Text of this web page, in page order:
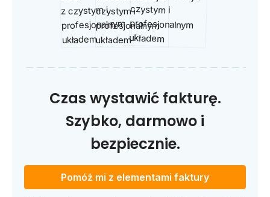
Czas wystawić fakturę.
Szybko, darmowo i
bezpiecznie.
Pomóż mi z elementami faktury